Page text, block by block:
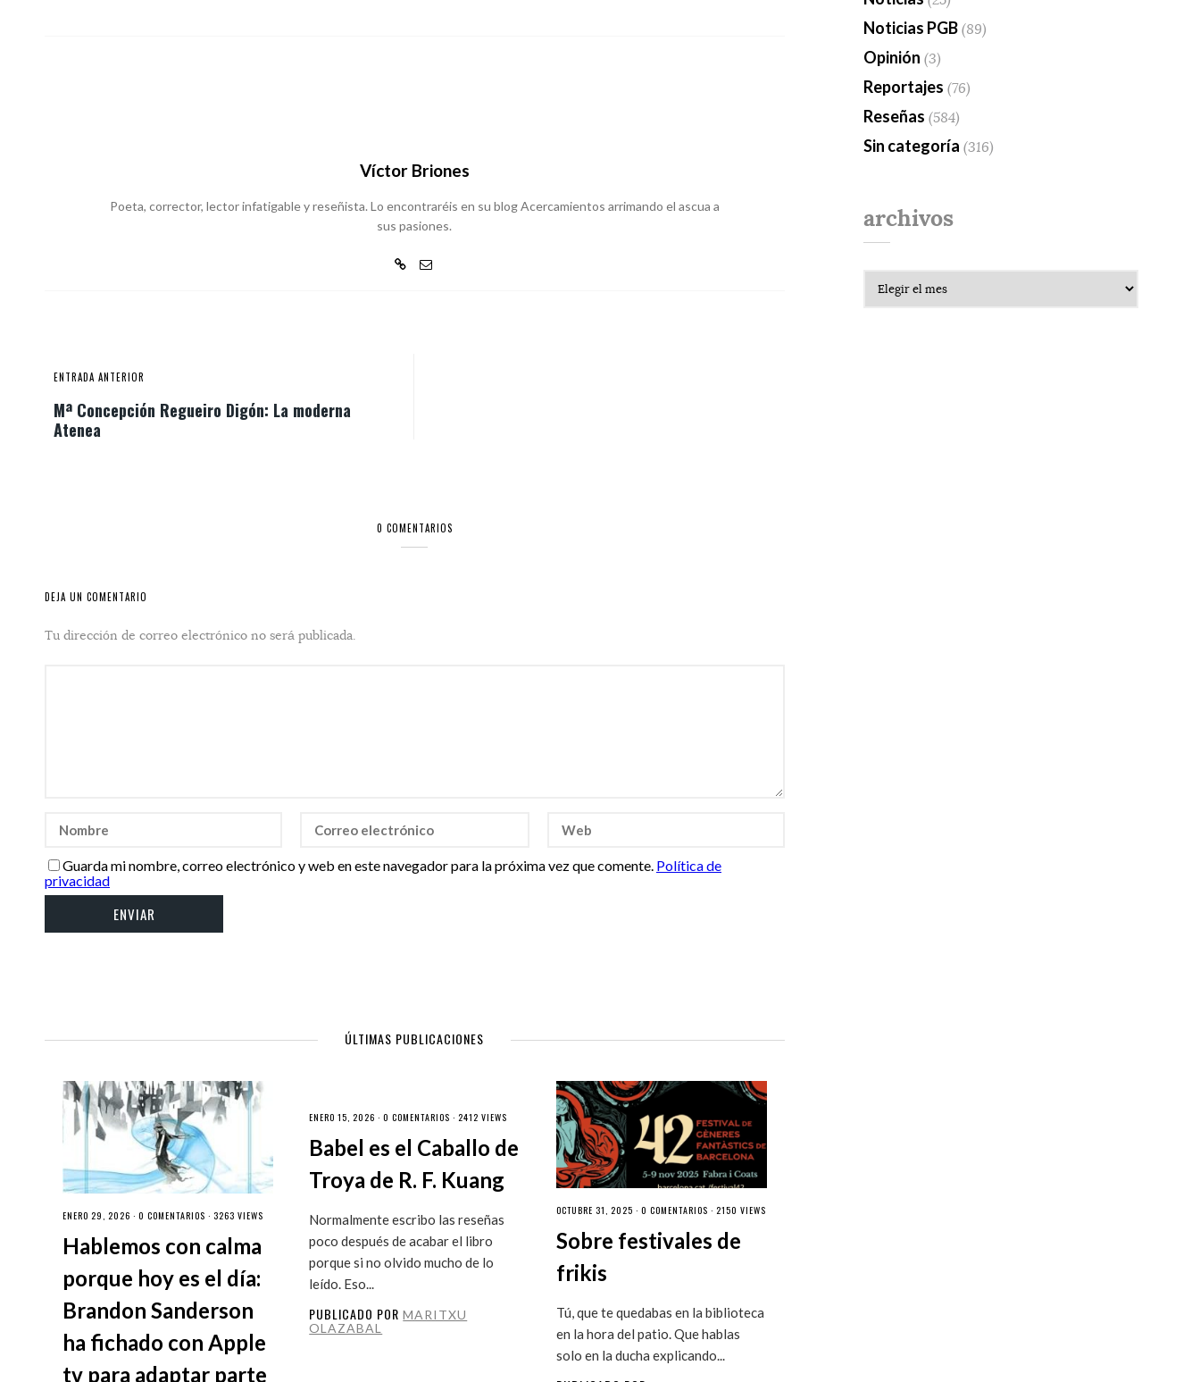
Víctor Briones
Poeta, corrector, lector infatigable y reseñista. Lo encontraréis en su blog Acercamientos arrimando el ascua a
sus pasiones.
ENTRADA ANTERIOR
Mª Concepción Regueiro Digón: La moderna
Atenea
0 COMENTARIOS
DEJA UN COMENTARIO
Tu dirección de correo electrónico no será publicada.
Guarda mi nombre, correo electrónico y web en este navegador para la próxima vez que comente. Política de
privacidad
ÚLTIMAS PUBLICACIONES
ENERO 29, 2026 · 0 COMENTARIOS · 3263 VIEWS
Hablemos con calma
porque hoy es el día:
Brandon Sanderson
ha fichado con Apple
tv para adaptar parte
ENERO 15, 2026 ·0 COMENTARIOS · 2412 VIEWS
Babel es el Caballo de
Troya de R. F. Kuang
Normalmente escribo las reseñas
poco después de acabar el libro
porque si no olvido mucho de lo
leído. Eso...
PUBLICADO PORMARITXU
OLAZABAL
OCTUBRE 31, 2025 · 0 COMENTARIOS · 2150 VIEWS
Sobre festivales de
frikis
Tú, que te quedabas en la biblioteca
en la hora del patio. Que hablas
solo en la ducha explicando...
Noticias PGB (89)
Opinión (3)
Reportajes (76)
Reseñas (584)
Sin categoría (316)
archivos